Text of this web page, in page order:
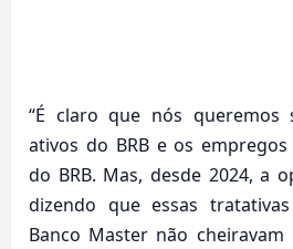
“É claro que nós queremos
ativos do BRB e os
do BRB. Mas, desde 2024, a
dizendo que essas
Banco Master não